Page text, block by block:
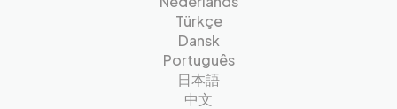
Türkçe
Dansk
Português
日本語
中文